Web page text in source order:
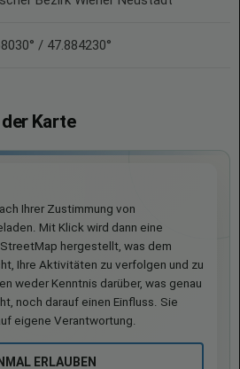
/ 47.884230°
Karte
Ihrer Zustimmung von
Mit Klick wird dann eine
hergestellt, was dem
Ihre Aktivitäten zu verfolgen und zu
weder Kenntnis darüber, was genau
noch darauf einen Einfluss. Sie
eigene Verantwortung.
ERLAUBEN